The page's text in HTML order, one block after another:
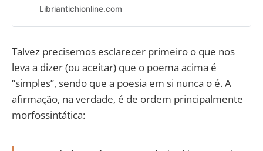
Libriantichionline.com
Talvez precisemos esclarecer primeiro o que nos
leva a dizer (ou aceitar) que o poema acima é
“simples”, sendo que a poesia em si nunca o é. A
afirmação, na verdade, é de ordem principalmente
morfossintática: